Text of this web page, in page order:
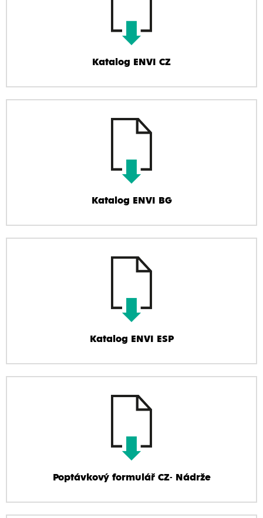
Katalog ENVI CZ
Katalog ENVI BG
Katalog ENVI ESP
Poptávkový formulář CZ- Nádrže